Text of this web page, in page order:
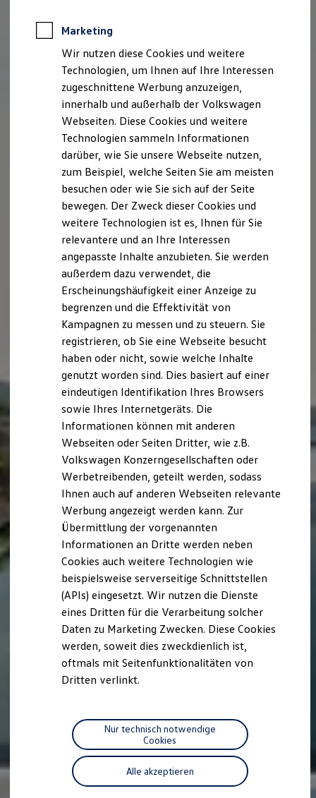
Rekuperation
Laden unterwegs
Laden Zuhause
Ladestationen finden
Ladezeitensimulator
Batterie
Sicherheit
Nachhaltigkeit
Technologie
Kosten und Kauf
Verbrauchskosten
Kaufoptionen
E-Auto-Förderung
Software und Konnektivität
Die ID. Software 6
ID. Software Versionen und Updates
Digitale Extras
Schnittstellen zu Ihrem ID.
Marke und Erlebnis
Volkswagen R und R Experience
R-Modelle
R Experience
Driving Experience
Volkswagen entdecken
Werkbesichtigung
Lifestyle Shop
T-Roc Kollektion
Golf Kollektion
Volkswagen Kollektion
R-Kollektion
GTI Kollektion
Fußball Drop
we drive football
#wedriveproud
Besitzer und Service
myVolkswagen
Software Updates
Service und Ersatzteile
Inspektion und HU/AU
Reparaturen und Checks
Motorenöl und Flüssigkeiten
Räder und Reifen
Pannen- und Unfallhilfe
Economy Service
Volkswagen Teile
Zubehör
Modellspezifisches Zubehör
Individualisieren
Wallbox und Ladekabel
Digitale Extras
Dienste für Ihr Modell finden
Volkswagen Apps, Login und Shop
Handy und Fahrzeug verbinden
Marketing
Wir nutzen diese Cookies und weitere
Technologien, um Ihnen auf Ihre Interessen
zugeschnittene Werbung anzuzeigen,
innerhalb und außerhalb der Volkswagen
Webseiten. Diese Cookies und weitere
Technologien sammeln Informationen
darüber, wie Sie unsere Webseite nutzen,
zum Beispiel, welche Seiten Sie am meisten
besuchen oder wie Sie sich auf der Seite
bewegen. Der Zweck dieser Cookies und
weitere Technologien ist es, Ihnen für Sie
relevantere und an Ihre Interessen
angepasste Inhalte anzubieten. Sie werden
außerdem dazu verwendet, die
Erscheinungshäufigkeit einer Anzeige zu
begrenzen und die Effektivität von
Kampagnen zu messen und zu steuern. Sie
registrieren, ob Sie eine Webseite besucht
haben oder nicht, sowie welche Inhalte
genutzt worden sind. Dies basiert auf einer
eindeutigen Identifikation Ihres Browsers
sowie Ihres Internetgeräts. Die
Informationen können mit anderen
Webseiten oder Seiten Dritter, wie z.B.
Volkswagen Konzerngesellschaften oder
Werbetreibenden, geteilt werden, sodass
Ihnen auch auf anderen Webseiten relevante
Werbung angezeigt werden kann. Zur
Übermittlung der vorgenannten
Informationen an Dritte werden neben
Cookies auch weitere Technologien wie
beispielsweise serverseitige Schnittstellen
(APIs) eingesetzt. Wir nutzen die Dienste
eines Dritten für die Verarbeitung solcher
Daten zu Marketing Zwecken. Diese Cookies
werden, soweit dies zweckdienlich ist,
oftmals mit Seitenfunktionalitäten von
Dritten verlinkt.
Alle akzeptieren
Nur technisch notwendige
Cookies